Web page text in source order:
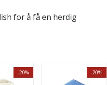
for å få en herdig
-20% -20%